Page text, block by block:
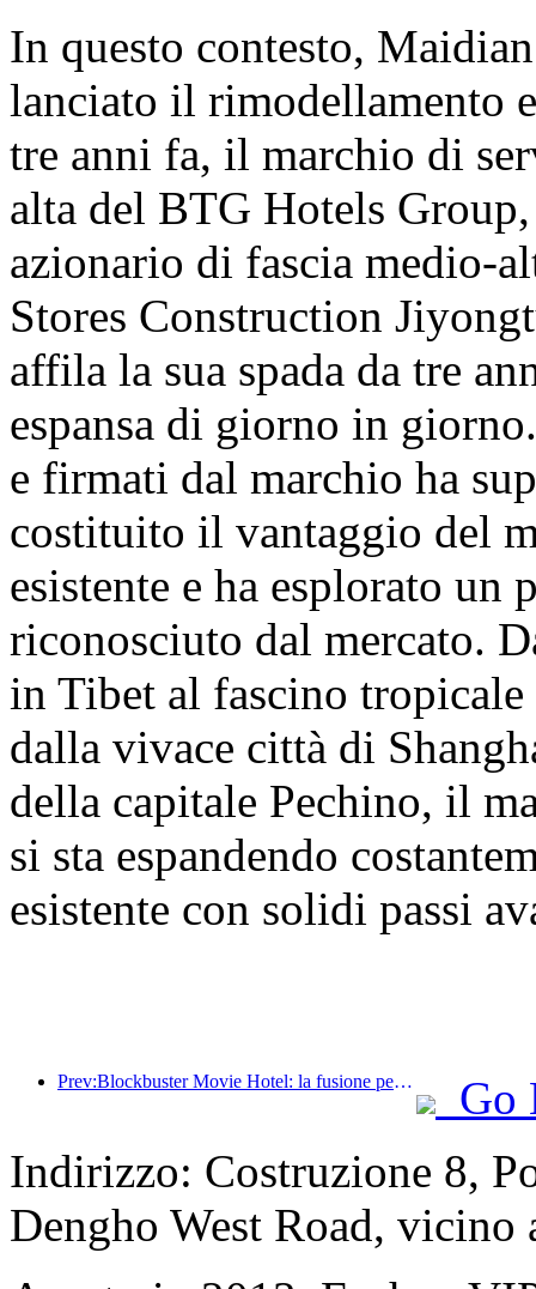
In questo contesto,
lanciato il rimodellamento
tre anni fa, il marchio di
alta del BTG Hotels
azionario di fascia medio-
Stores Construction
affila la sua spada da tre
espansa di giorno in
e firmati dal marchio ha
costituito il vantaggio del
esistente e ha esplorato un
riconosciuto dal mercato.
in Tibet al fascino
dalla vivace città di
della capitale Pechino, il
si sta espandendo
esistente con solidi passi
Prev:Blockbuster Movie Hotel: la fusione perfetta tra business e cinema
Go
Indirizzo: Costruzione 8,
Dengho West Road, vicino